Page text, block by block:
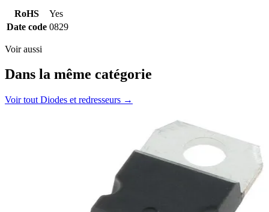
RoHS
Yes
Date code 0829
Voir aussi
Dans la même catégorie
Voir tout Diodes et redresseurs →